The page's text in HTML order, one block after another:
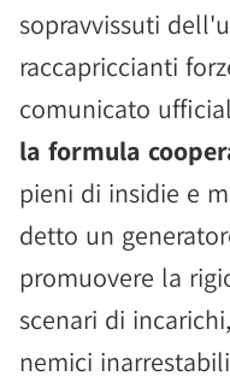
sopravvissuti
raccapriccianti
comunicato
la formula
pieni di insidie e
detto un
promuovere la
scenari di
nemici